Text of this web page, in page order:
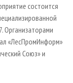
состоится
Организаторами
«ЛесПромИнформ»
Союз» и